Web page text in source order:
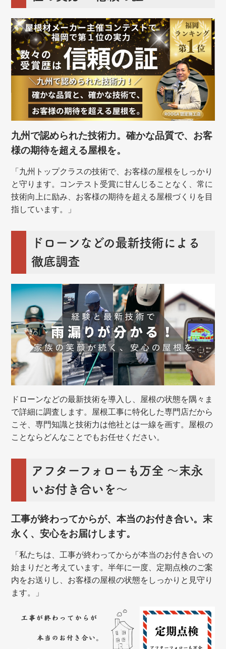
九州で認められた技術力。確かな品質で、お客
様の期待を超える屋根を。
「九州トップクラスの技術で、お客様の屋根をしっかり
と守ります。コンテスト受賞に甘んじることなく、常に
技術向上に励み、お客様の期待を超える屋根づくりを目
指しています。」
ドローンなどの最新技術による
徹底調査
ドローンなどの最新技術を導入し、屋根の状態を隅々ま
で詳細に調査します。屋根工事に特化した専門店だから
こそ、専門知識と技術力は他社とは一線を画す。屋根の
ことならどんなことでもお任せください。
アフターフォローも万全 ～末永
いお付き合いを～
工事が終わってからが、本当のお付き合い。末
永く、安心をお届けします。
「私たちは、工事が終わってからが本当のお付き合いの
始まりだと考えています。半年に一度、定期点検のご案
内をお送りし、お客様の屋根の状態をしっかりと見守り
ます。」